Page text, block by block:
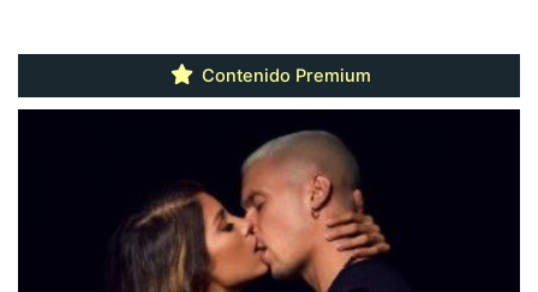
Contenido Premium